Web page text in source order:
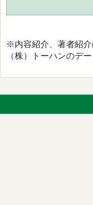
※内容紹介、著者紹
（株）トーハンのデー